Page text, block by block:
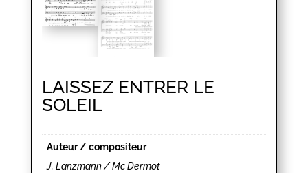
LAISSEZ ENTRER LE
SOLEIL
Auteur / compositeur
J. Lanzmann / Mc Dermot